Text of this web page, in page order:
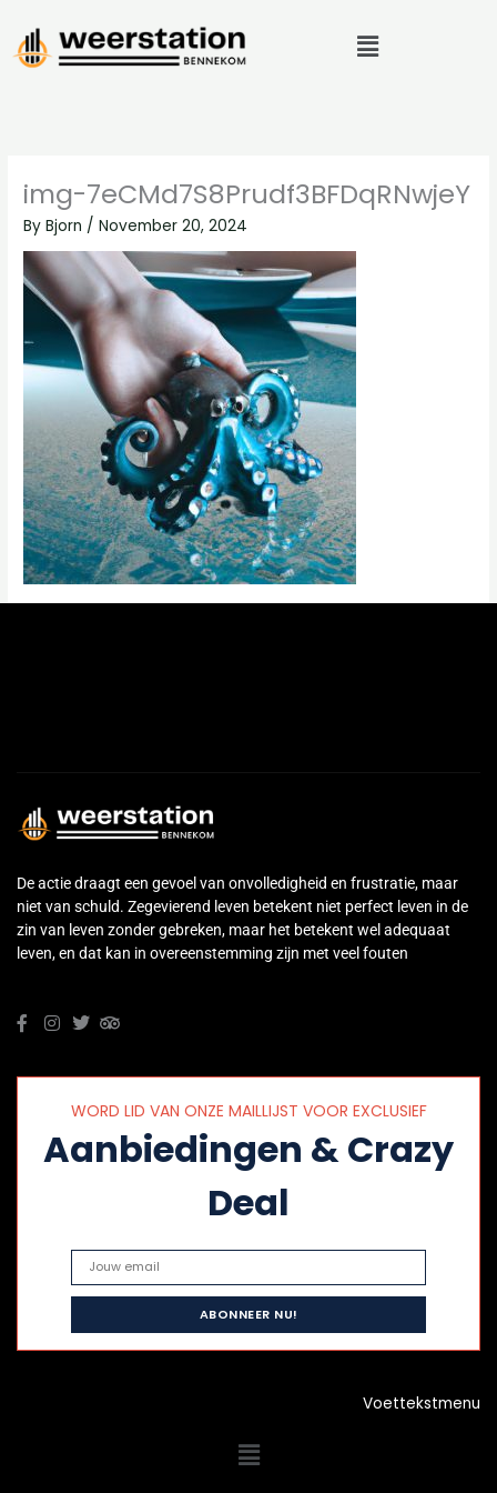
content
Menu
img-7eCMd7S8Prudf3BFDqRNwjeY
ByBjorn /November 20, 2024
De actie draagt een gevoel van onvolledigheid en frustratie, maar
niet van schuld. Zegevierend leven betekent niet perfect leven in de
zin van leven zonder gebreken, maar het betekent wel adequaat
leven, en dat kan in overeenstemming zijn met veel fouten
WORD LID VAN ONZE MAILLIJST VOOR EXCLUSIEF
Aanbiedingen & Crazy
Deal
Voettekstmenu
Menu